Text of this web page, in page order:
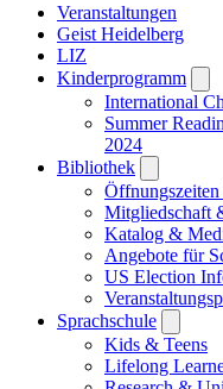
Veranstaltungen
Geist Heidelberg
LIZ
Kinderprogramm
International
Summer
2024
Bibliothek
submenu
Mitgliedschaft
Katalog &
Angebote für
US Election
Sprachschule
submenu
Kids & Teens
Lifelong